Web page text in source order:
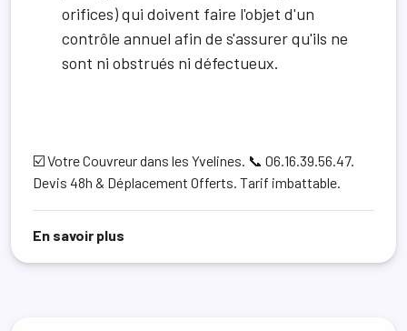
orifices) qui doivent faire l'objet d'un
contrôle annuel afin de s'assurer qu'ils ne
sont ni obstrués ni défectueux.
☑️ Votre Couvreur dans les Yvelines. 📞 06.16.39.56.47.
Devis 48h & Déplacement Offerts. Tarif imbattable.
En savoir plus